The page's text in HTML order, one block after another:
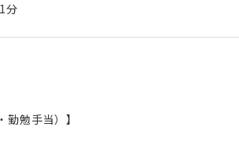
分
勤勉手当）】